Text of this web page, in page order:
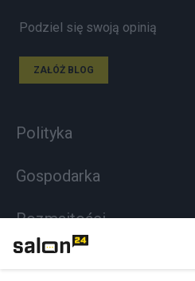
Podziel się swoją opinią
ZAŁÓŻ BLOG
Polityka
Gospodarka
Rozmaitości